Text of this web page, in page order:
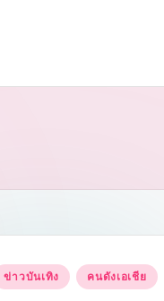
ข่าวบันเทิง คนดังเอเชีย